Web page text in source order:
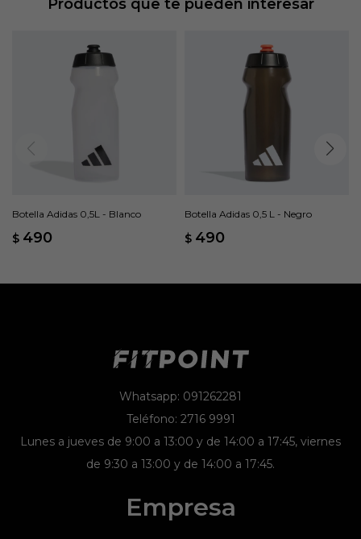
Productos que te pueden interesar
Botella Adidas 0,5L - Blanco
$ 490
Botella Adidas 0,5 L - Negro
$ 490
Whatsapp: 091262281
Teléfono: 2716 9991
Lunes a jueves de 9:00 a 13:00 y de 14:00 a 17:45, viernes
de 9:30 a 13:00 y de 14:00 a 17:45.
Empresa